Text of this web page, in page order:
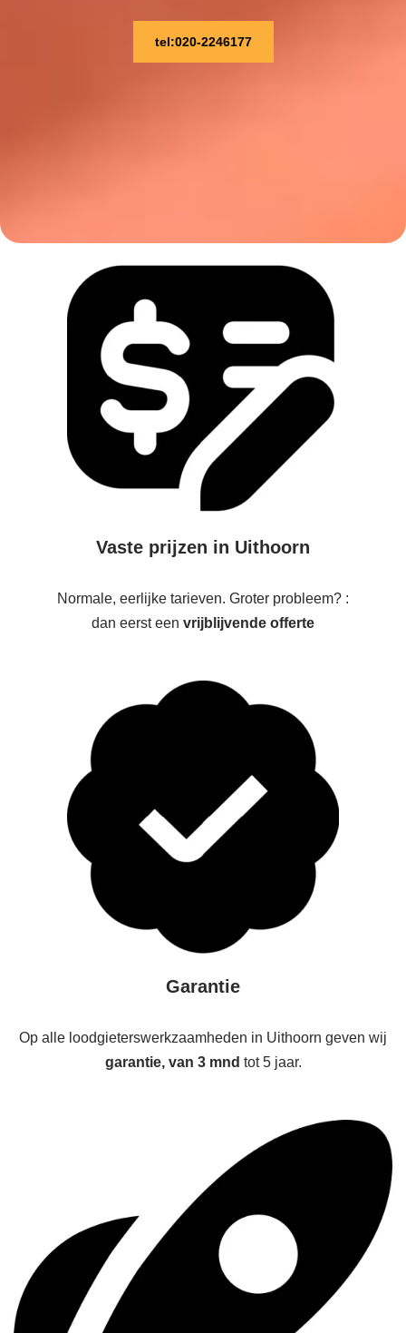
tel:020-2246177
Vaste prijzen in Uithoorn
Normale, eerlijke tarieven. Groter probleem? :
dan eerst een vrijblijvende offerte
Garantie
Op alle loodgieterswerkzaamheden in Uithoorn geven wij
garantie, van 3 mnd tot 5 jaar.